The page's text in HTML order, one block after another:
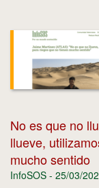
No es que no
llueve,
mucho sentido
InfoSOS - 25/03/